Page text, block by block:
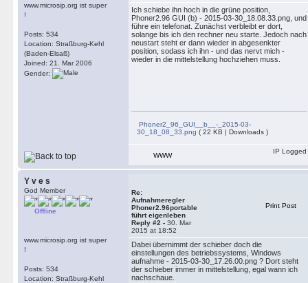
www.microsip.org ist super
!
Posts: 534
Location: Straßburg-Kehl
(Baden-Elsaß)
Joined: 21. Mar 2006
Gender:
Ich schiebe ihn hoch in die grüne position,
Phoner2.96 GUI (b) - 2015-03-30_18.08.33.png, und
führe ein telefonat. Zunächst verbleibt er dort,
solange bis ich den rechner neu starte. Jedoch nach
neustart steht er dann wieder in abgesenkter
position, sodass ich ihn - und das nervt mich -
wieder in die mittelstellung hochziehen muss.
Phoner2_96_GUI__b__-_2015-03-
30_18_08_33.png ( 22 KB | Downloads )
WWW
IP Logged
Y v e s
God Member
Offline
www.microsip.org ist super
!
Posts: 534
Location: Straßburg-Kehl
Re:
Aufnahmeregler
Phoner2.96portable
führt eigenleben
Reply #2 - 30. Mar
2015 at 18:52
Print Post
Dabei übernimmt der schieber doch die
einstellungen des betriebssystems, Windows
aufnahme - 2015-03-30_17.26.00.png ? Dort steht
der schieber immer in mittelstellung, egal wann ich
nachschaue.